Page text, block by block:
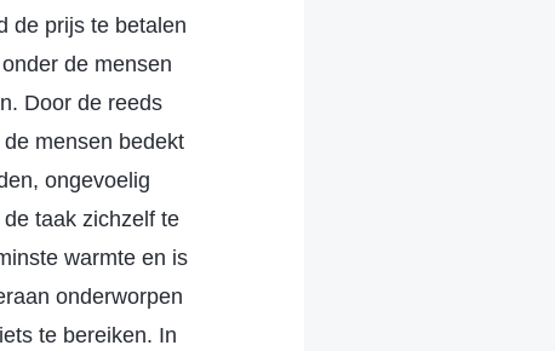
de prijs te betalen
de mensen
Door de reeds
mensen bedekt
ongevoelig
taak zichzelf te
warmte en is
onderworpen
te bereiken. In